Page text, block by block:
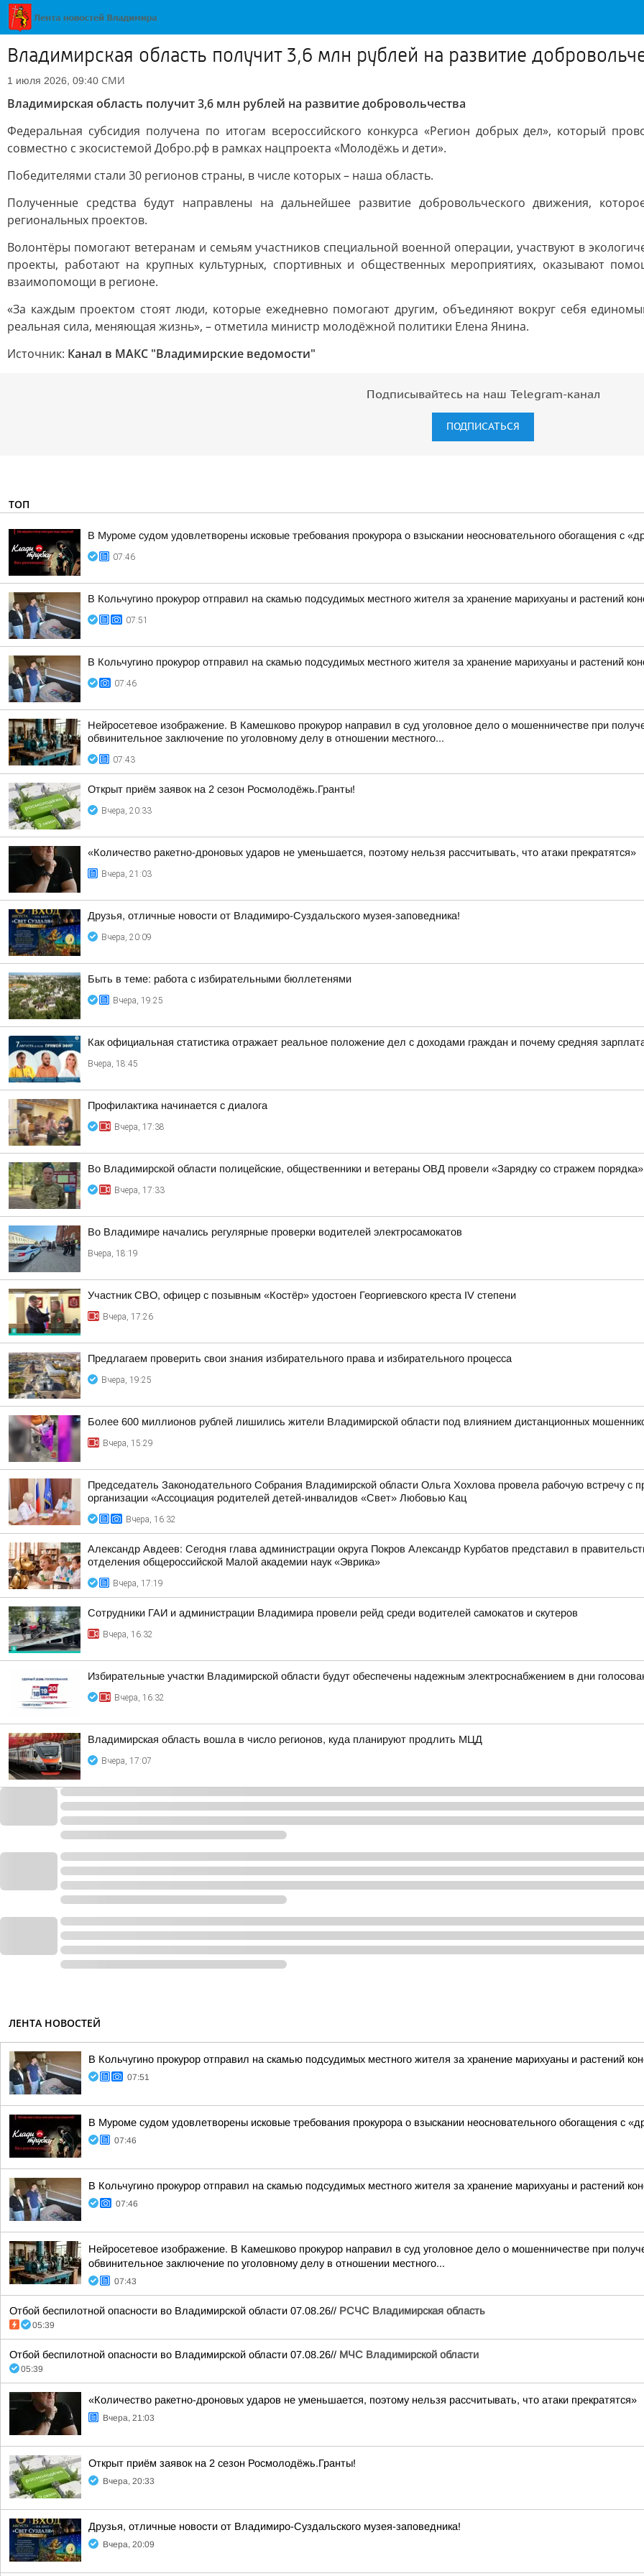
Владимирская область получит 3,6 млн рублей на развитие
1 июля 2026, 09:40 СМИ
Владимирская область получит 3,6 млн рублей на развитие добровольчества
Федеральная субсидия получена по итогам всероссийского конкурса «Регион добрых дел», который
совместно с экосистемой Добро.рф в рамках нацпроекта «Молодёжь и дети».
Победителями стали 30 регионов страны, в числе которых – наша область.
Полученные средства будут направлены на дальнейшее развитие добровольческого движения,
региональных проектов.
Волонтёры помогают ветеранам и семьям участников специальной военной операции, участвуют в
проекты, работают на крупных культурных, спортивных и общественных мероприятиях, оказывают
взаимопомощи в регионе.
«За каждым проектом стоят люди, которые ежедневно помогают другим, объединяют вокруг себя
реальная сила, меняющая жизнь», – отметила министр молодёжной политики Елена Янина.
Источник: Канал в МАКС "Владимирские ведомости"
Подписывайтесь на наш Telegram-канал
ПОДПИСАТЬСЯ
ТОП
В Муроме судом удовлетворены исковые требования прокурора о взыскании неосновательного обогащения с
07:46
В Кольчугино прокурор отправил на скамью подсудимых местного жителя за хранение марихуаны и растений
07:51
В Кольчугино прокурор отправил на скамью подсудимых местного жителя за хранение марихуаны и растений
07:46
Нейросетевое изображение. В Камешково прокурор направил в суд уголовное дело о мошенничестве при
обвинительное заключение по уголовному делу в отношении местного...
07:43
Открыт приём заявок на 2 сезон Росмолодёжь.Гранты!
Вчера, 20:33
«Количество ракетно-дроновых ударов не уменьшается, поэтому нельзя рассчитывать, что атаки прекратятся»
Вчера, 21:03
Друзья, отличные новости от Владимиро-Суздальского музея-заповедника!
Вчера, 20:09
Быть в теме: работа с избирательными бюллетенями
Вчера, 19:25
Как официальная статистика отражает реальное положение дел с доходами граждан и почему средняя
Вчера, 18:45
Профилактика начинается с диалога
Вчера, 17:38
Во Владимирской области полицейские, общественники и ветераны ОВД провели «Зарядку со стражем
Вчера, 17:33
Во Владимире начались регулярные проверки водителей электросамокатов
Вчера, 18:19
Участник СВО, офицер с позывным «Костёр» удостоен Георгиевского креста IV степени
Вчера, 17:26
Предлагаем проверить свои знания избирательного права и избирательного процесса
Вчера, 19:25
Более 600 миллионов рублей лишились жители Владимирской области под влиянием дистанционных
Вчера, 15:29
Председатель Законодательного Собрания Владимирской области Ольга Хохлова провела рабочую встречу с
организации «Ассоциация родителей детей-инвалидов «Свет» Любовью Кац
Вчера, 16:32
Александр Авдеев: Сегодня глава администрации округа Покров Александр Курбатов представил в
отделения общероссийской Малой академии наук «Эврика»
Вчера, 17:19
Сотрудники ГАИ и администрации Владимира провели рейд среди водителей самокатов и скутеров
Вчера, 16:32
Избирательные участки Владимирской области будут обеспечены надежным электроснабжением в дни
Вчера, 16:32
Владимирская область вошла в число регионов, куда планируют продлить МЦД
Вчера, 17:07
ЛЕНТА НОВОСТЕЙ
В Кольчугино прокурор отправил на скамью подсудимых местного жителя за хранение марихуаны и растений
07:51
В Муроме судом удовлетворены исковые требования прокурора о взыскании неосновательного обогащения с
07:46
В Кольчугино прокурор отправил на скамью подсудимых местного жителя за хранение марихуаны и растений
07:46
Нейросетевое изображение. В Камешково прокурор направил в суд уголовное дело о мошенничестве при
обвинительное заключение по уголовному делу в отношении местного...
07:43
Отбой беспилотной опасности во Владимирской области 07.08.26// РСЧС Владимирская область
05:39
Отбой беспилотной опасности во Владимирской области 07.08.26// МЧС Владимирской области
05:39
«Количество ракетно-дроновых ударов не уменьшается, поэтому нельзя рассчитывать, что атаки прекратятся»
Вчера, 21:03
Открыт приём заявок на 2 сезон Росмолодёжь.Гранты!
Вчера, 20:33
Друзья, отличные новости от Владимиро-Суздальского музея-заповедника!
Вчера, 20:09